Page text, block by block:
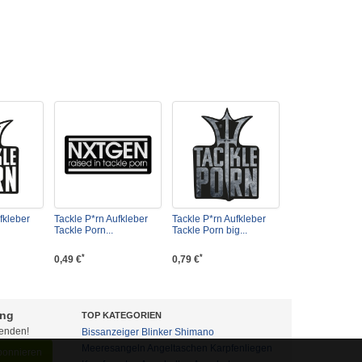
Tackle P*rn Aufkleber
Tackle Porn...
0,49 €*
Tackle P*rn Aufkleber
Tackle Porn big...
0,79 €*
TOP KATEGORIEN
Bissanzeiger Blinker Shimano